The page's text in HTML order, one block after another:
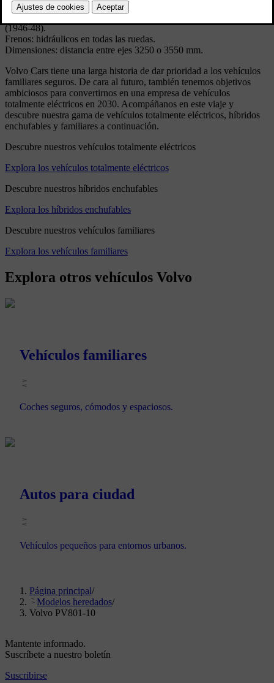
Transmisión: manual de 3 velocidades con palanca en el suelo
(1938-45) o palanca de cambios colocada en la barra de dirección
(1946-48).
Frenos: hidráulicos en todas las ruedas.
Dimensiones: distancia entre ejes 3250 o 3550 mm.
Volvo Cars tiene una larga historia de dar prioridad a los vehículos
familiares seguros. De cara al futuro, también tenemos objetivos
ambiciosos para convertirnos en una empresa de vehículos
totalmente eléctricos en 2030. Acompáñanos en este viaje y
descubre nuestra gama de vehículos totalmente eléctricos, híbridos
enchufables y familiares a continuación.
Descubre nuestros vehículos totalmente eléctricos
Explora los vehículos totalmente eléctricos
Descubre nuestros híbridos enchufables
Explora los híbridos enchufables
Descubre nuestros vehículos familiares
Explora los vehículos familiares
Explora otros vehículos Volvo
Vehículos familiares
Coches seguros, cómodos y espaciosos.
Autos para ciudad
Vehículos pequeños para entornos urbanos.
Página principal/
Modelos heredados/
Volvo PV801-10